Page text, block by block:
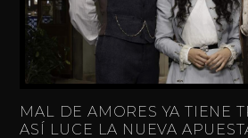
MAL DE AMORES YA TIENE
ASÍ LUCE LA NUEVA